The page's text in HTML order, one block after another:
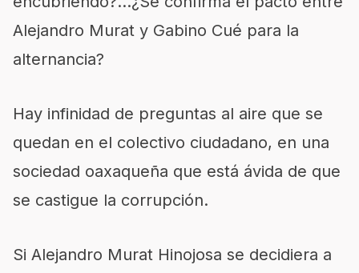
Alejandro Murat y Gabino Cué para la
alternancia?
Hay infinidad de preguntas al aire que se
quedan en el colectivo ciudadano, en una
sociedad oaxaqueña que está ávida de que
se castigue la corrupción.
Si Alejandro Murat Hinojosa se decidiera a